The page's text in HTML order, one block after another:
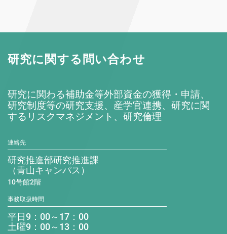
研究に関する問い合わせ
研究に関わる補助金等外部資金の獲得・申請、
研究制度等の研究支援、産学官連携、研究に関
するリスクマネジメント、研究倫理
連絡先
研究推進部研究推進課
（青山キャンパス）
10号館2階
事務取扱時間
平日9：00～17：00
土曜9：00～13：00